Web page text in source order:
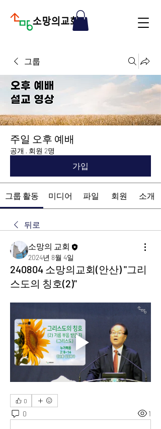
그룹
주일 오후 예배
공개 · 회원 2명
가입
그룹 활동 미디어 파일 회원 소개
뒤로
소망의 교회
2024년 8월 4일
240804 소망의교회(안산) "그리
스도의 칭호(2)"
0
0 1